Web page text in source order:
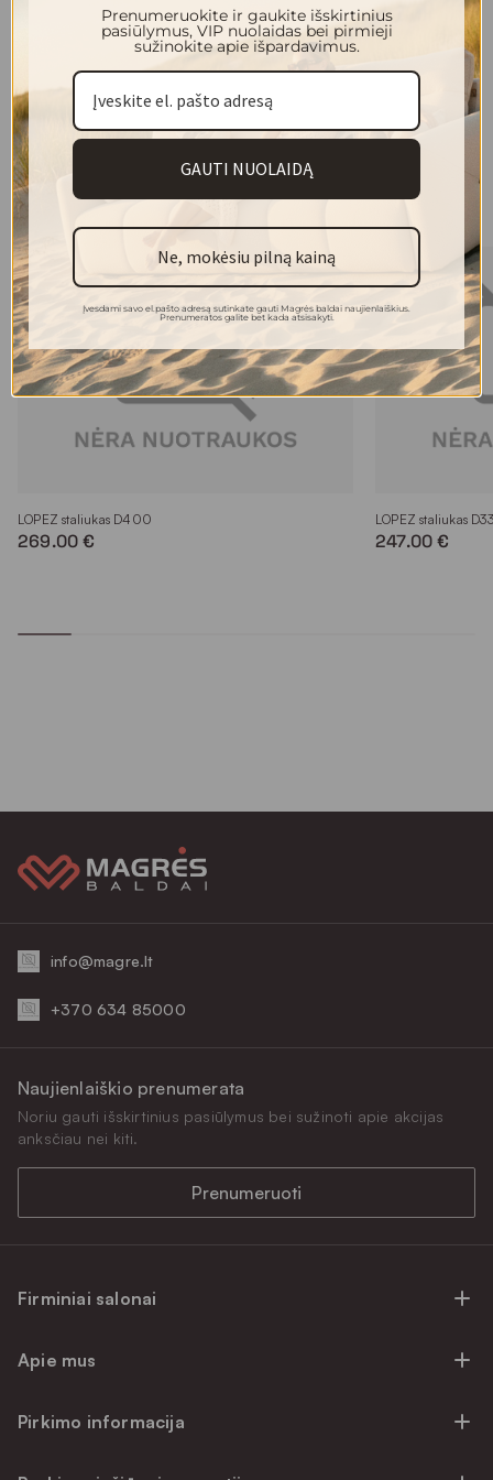
Stalviršio medžiagiškumas: Laminuota medžio drožlių plokštė
Brošiūros ir brėžiniai: Atsisiųsti
Brošiūros ir brėžiniai:
Panašios prekės
LOPEZ staliukas D400
269.00 €
LOPEZ staliukas
247.00 €
info@magre.lt
+370 634 85000
Firminiai salonai
Firminiai salonai Klaipėdoje
Apie mus
Atsiliepimai
Pirkimo informacija
Naujienlaiškio prenumerata
Noriu gauti išskirtinius pasiūlymus bei sužinoti apie akcijas
anksčiau nei kiti.
Prenumeruoti
Prenumeruokite ir gaukite išskirtinius
pasiūlymus, VIP nuolaidas bei pirmieji
sužinokite apie išpardavimus.
GAUTI NUOLAIDĄ
Ne, mokėsiu pilną kainą
Įvesdami savo el.pašto adresą sutinkate gauti Magrės baldai naujienlaiškius.
Prenumeratos galite bet kada atsisakyti.